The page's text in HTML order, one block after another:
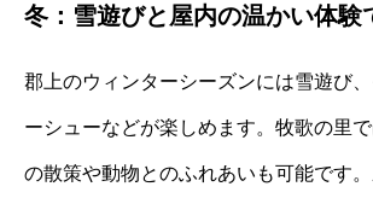
冬：雪遊びと屋内の温かい体験
郡上のウィンターシーズンには雪遊び
ーシューなどが楽しめます。牧歌の里
の散策や動物とのふれあいも可能です